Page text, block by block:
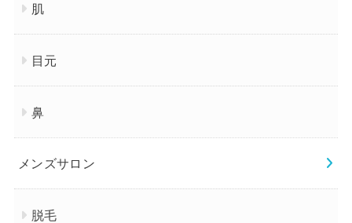
肌
目元
鼻
メンズサロン
脱毛